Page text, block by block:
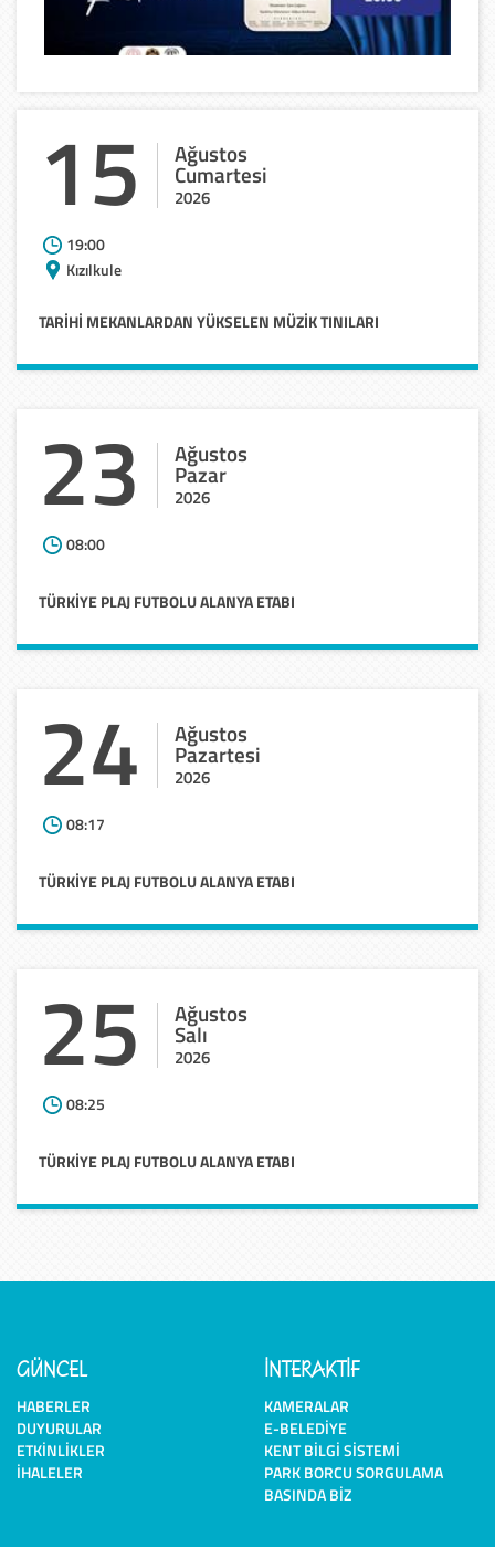
15 Ağustos
Cumartesi
2026
19:00
Kızılkule
TARIHI MEKANLARDANYÜKSELEN MÜZIKTINILARI
23 Ağustos
Pazar
2026
08:00
TÜRKİYEPLAJFUTBOLUALANYAETABI
24 Ağustos
Pazartesi
2026
08:17
TÜRKİYEPLAJFUTBOLUALANYAETABI
25 Ağustos
Salı
2026
08:25
TÜRKİYEPLAJFUTBOLUALANYAETABI
GÜNCEL
HABERLER
DUYURULAR
ETKINLIKLER
İHALELER
İNTERAKTİF
KAMERALAR
E-BELEDIYE
KENT BILGI SISTEMI
PARK BORCU SORGULAMA
BASINDA BIZ